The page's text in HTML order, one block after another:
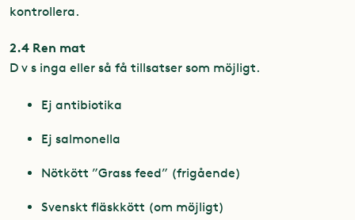
kontrollera.
2.4 Ren mat
D v s inga eller så få tillsatser som möjligt.
Ej antibiotika
Ej salmonella
Nötkött ”Grass feed” (frigående)
Svenskt fläskkött (om möjligt)